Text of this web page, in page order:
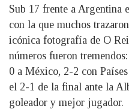
Sub 17 frente a Argentina
con la que muchos
icónica fotografía de O
números fueron
0 a México, 2-2 con
el 2-1 de la final ante la
goleador y mejor jugador.